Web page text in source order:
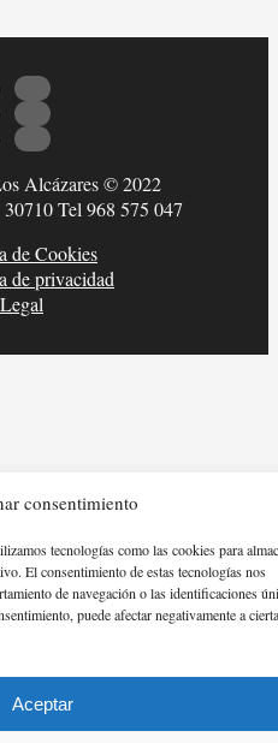
consentimiento
tecnologías como las cookies para
El consentimiento de estas tecnologías nos
de navegación o las identificaciones
puede afectar negativamente a
Aceptar
Alcázares © 2022
Tel 968 575 047
de Cookies
de privacidad